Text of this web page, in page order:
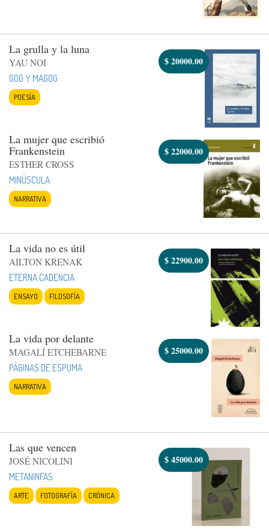
La grulla y la luna
YAU NOI
GOG Y MAGOG
POESÍA
$20000.00
La mujer que escribió
Frankenstein
ESTHER CROSS
MINÚSCULA
NARRATIVA
$22000.00
La vida no es útil
AILTON KRENAK
ETERNA CADENCIA
ENSAYO FILOSOFÍA
$22900.00
La vida por delante
MAGALÍ ETCHEBARNE
PÁGINAS DE ESPUMA
NARRATIVA
$25000.00
Las que vencen
JOSÉ NICOLINI
METANINFAS
ARTE FOTOGRAFÍA CRÓNICA
$45000.00